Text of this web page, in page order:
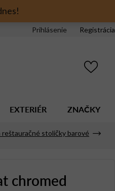
Prihlásenie Registrácia
EXTERIÉR ZNAČKY
reštauračné stoličky barové
chromed